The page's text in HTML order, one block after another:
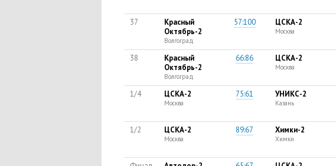
37
Красный
Октябрь-2
Волгоград
57:100 ЦСКА-2
Москва
38
Красный
Октябрь-2
Волгоград
66:86 ЦСКА-2
Москва
1/4
ЦСКА-2
Москва
75:61 УНИКС-2
Казань
1/2
ЦСКА-2
Москва
89:67 Химки-2
Химки